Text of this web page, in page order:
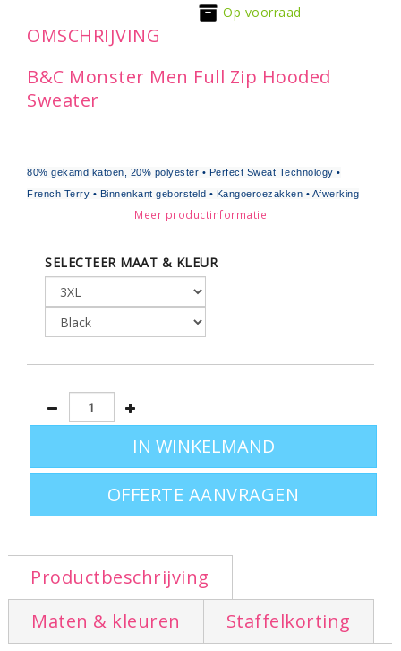
Op voorraad
OMSCHRIJVING
B&C Monster Men Full Zip Hooded
Sweater
80% gekamd katoen, 20% polyester • Perfect Sweat Technology •
French Terry • Binnenkant geborsteld • Kangoeroezakken • Afwerking
aan de zakken en capuchon met een 2x2 ribboord • Mouwuiteinden en
Leverbaar in de maten S - M - L - XL - XXL en sommige
kleuren 3XL
Ook leverbaar in dames model
Om het complete aanbod hoodie sweaters te bekijken,
gaat u naar:hoodies bedrukken.
Meer productinformatie
SELECTEER MAAT & KLEUR
OFFERTE AANVRAGEN
Productbeschrijving
Maten & kleuren
Staffelkorting